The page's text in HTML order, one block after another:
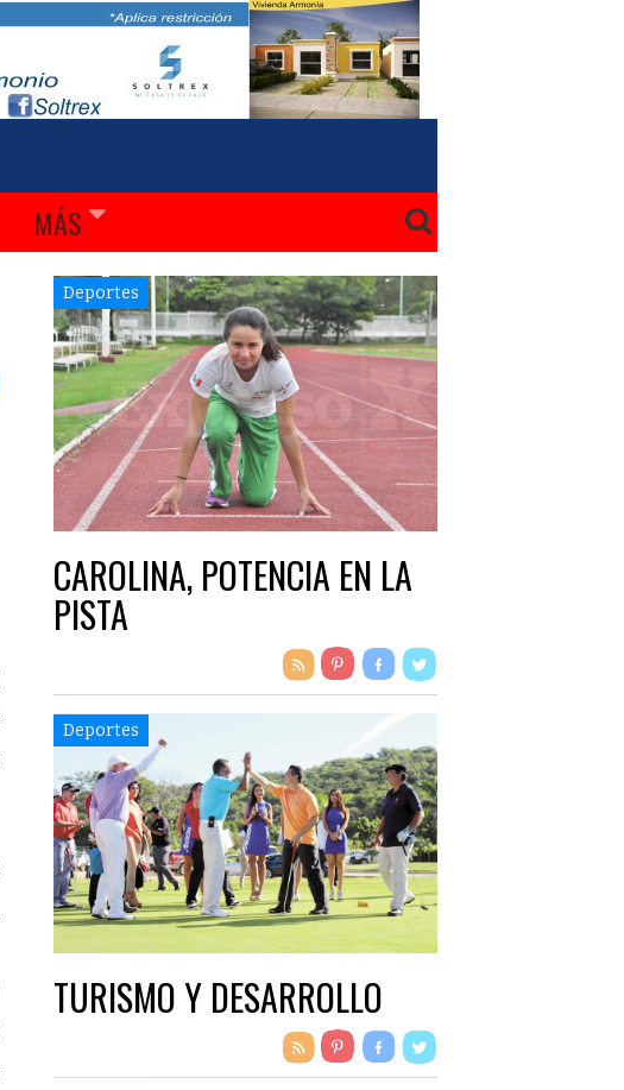
MÁS
Deportes
CAROLINA, POTENCIA EN LA
PISTA
Deportes
TURISMO Y DESARROLLO